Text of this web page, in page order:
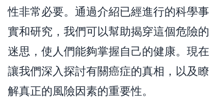
性非常必要。通過介紹已經進行的科學事
實和研究，我們可以幫助揭穿這個危險的
迷思，使人們能夠掌握自己的健康。現在
讓我們深入探討有關癌症的真相，以及瞭
解真正的風險因素的重要性。